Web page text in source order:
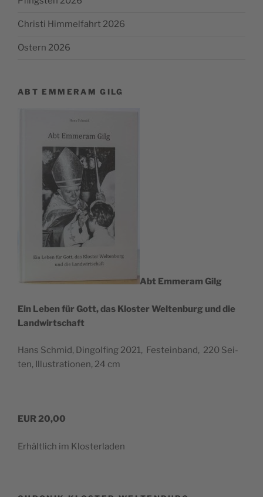
Christi Himmelfahrt 2026
Ostern 2026
ABT EMMERAM GILG
Abt Emmer­am Gilg
Ein Leben für Gott, das Klos­ter Wel­ten­burg und die
Landwirtschaft
Hans Schmid, Din­gol­fing 2021, Fest­ein­band, 220 Sei­
ten, Illus­tra­tio­nen, 24 cm
EUR 20,00
Erhält­lich im Klosterladen